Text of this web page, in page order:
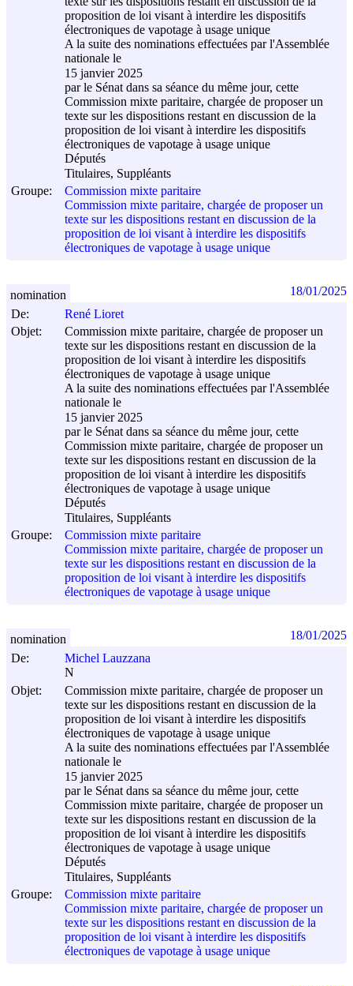
proposition de loi visant à interdire les dispositifs
électroniques de vapotage à usage unique
A la suite des nominations effectuées par l'Assemblée
nationale le
15 janvier 2025
par le Sénat dans sa séance du même jour, cette
Commission mixte paritaire, chargée de proposer un
texte sur les dispositions restant en discussion de la
proposition de loi visant à interdire les dispositifs
électroniques de vapotage à usage unique
Députés
Titulaires, Suppléants
Groupe:
Commission mixte paritaire
Commission mixte paritaire, chargée de proposer un
texte sur les dispositions restant en discussion de la
proposition de loi visant à interdire les dispositifs
électroniques de vapotage à usage unique
De:
René Lioret
Objet:
Commission mixte paritaire, chargée de proposer un
texte sur les dispositions restant en discussion de la
proposition de loi visant à interdire les dispositifs
électroniques de vapotage à usage unique
A la suite des nominations effectuées par l'Assemblée
nationale le
15 janvier 2025
par le Sénat dans sa séance du même jour, cette
Commission mixte paritaire, chargée de proposer un
texte sur les dispositions restant en discussion de la
proposition de loi visant à interdire les dispositifs
électroniques de vapotage à usage unique
Députés
Titulaires, Suppléants
Groupe:
Commission mixte paritaire
Commission mixte paritaire, chargée de proposer un
texte sur les dispositions restant en discussion de la
proposition de loi visant à interdire les dispositifs
électroniques de vapotage à usage unique
nomination 18/01/2025
De:
Michel Lauzzana
N
Objet:
Commission mixte paritaire, chargée de proposer un
texte sur les dispositions restant en discussion de la
proposition de loi visant à interdire les dispositifs
électroniques de vapotage à usage unique
A la suite des nominations effectuées par l'Assemblée
nationale le
15 janvier 2025
par le Sénat dans sa séance du même jour, cette
Commission mixte paritaire, chargée de proposer un
texte sur les dispositions restant en discussion de la
proposition de loi visant à interdire les dispositifs
électroniques de vapotage à usage unique
Députés
Titulaires, Suppléants
Groupe:
Commission mixte paritaire
Commission mixte paritaire, chargée de proposer un
texte sur les dispositions restant en discussion de la
proposition de loi visant à interdire les dispositifs
électroniques de vapotage à usage unique
nomination 18/01/2025